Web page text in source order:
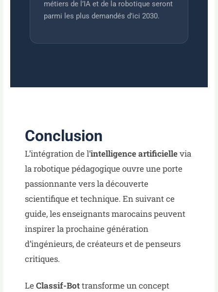
métiers de l’IA et de la robotique seront
parmi les plus demandés d’ici 2030.
Conclusion
L’intégration de l’intelligence artificiellevia
la robotique pédagogique ouvre une porte
passionnante vers la découverte
scientifique et technique. En suivant ce
guide, les enseignants marocains peuvent
inspirer la prochaine génération
d’ingénieurs, de créateurs et de penseurs
critiques.
LeClassif-Bottransforme un concept